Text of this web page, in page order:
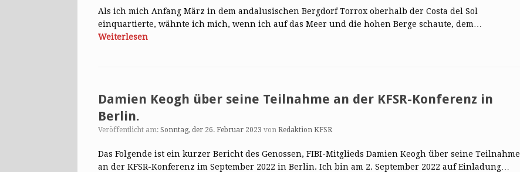
Als ich mich Anfang März in dem andalusischen Bergdorf Torrox oberhalb der Costa del Sol
einquartierte, wähnte ich mich, wenn ich auf das Meer und die hohen Berge schaute, dem…
Weiterlesen
Damien Keogh über seine Teilnahme an der KFSR-Konferenz in
Berlin.
Veröffentlicht am: Sonntag, der 26. Februar 2023 von Redaktion KFSR
Das Folgende ist ein kurzer Bericht des Genossen, FIBI-Mitglieds Damien Keogh über seine Teilnahme
an der KFSR-Konferenz im September 2022 in Berlin. Ich bin am 2. September 2022 auf Einladung…